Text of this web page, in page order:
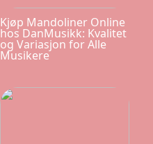
Kjøp Mandoliner Online
hos DanMusikk: Kvalitet
og Variasjon for Alle
Musikere